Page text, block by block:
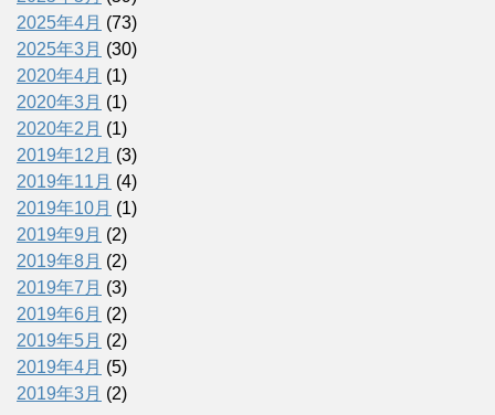
2025年4月 (73)
2025年3月 (30)
2020年4月 (1)
2020年3月 (1)
2020年2月 (1)
2019年12月 (3)
2019年11月 (4)
2019年10月 (1)
2019年9月 (2)
2019年8月 (2)
2019年7月 (3)
2019年6月 (2)
2019年5月 (2)
2019年4月 (5)
2019年3月 (2)